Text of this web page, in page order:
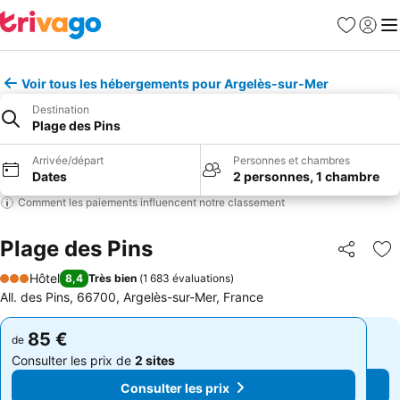
Favoris
Se
Voir tous les hébergements pour Argelès-sur-Mer
Destination
Plage des Pins
Arrivée/départ
Dates
Personnes et chambres
2 personnes, 1 chambre
Comment les paiements influencent notre classement
Plage des Pins Partager
3 Étoiles
Hôtel 8,4 Très bien (1 683 évaluations)
All. des Pins, 66700, Argelès-sur-Mer, France
de 85 €
Consulter les prix de 2 sites
Consulter les prix
de 85 €
Consulter les prix de 2 sites
Consulter les prix